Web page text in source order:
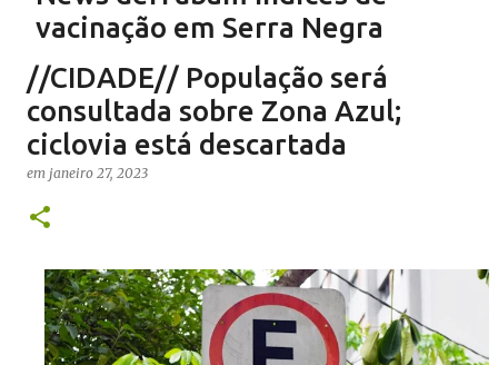
vacinação em Serra Negra
SALETE SILVA SAÚDE SERRA NEGRA VACINAÇÃO SERRA NEGRA
VIVA! SERRA NEGRA NO AR
0
//CIDADE// População será
consultada sobre Zona Azul;
ciclovia está descartada
em janeiro 27, 2023